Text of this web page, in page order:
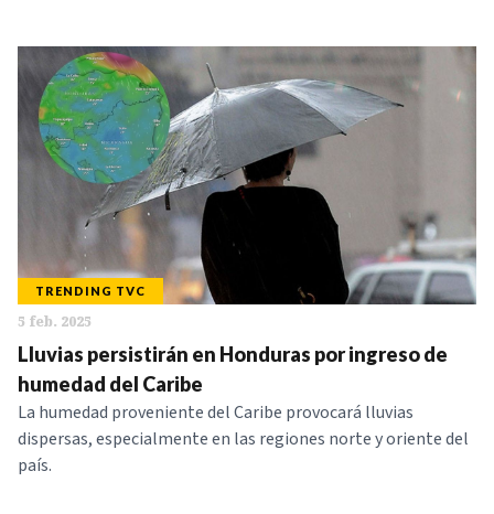
TRENDING TVC
5 feb. 2025
Lluvias persistirán en Honduras por ingreso de
humedad del Caribe
La humedad proveniente del Caribe provocará lluvias
dispersas, especialmente en las regiones norte y oriente del
país.